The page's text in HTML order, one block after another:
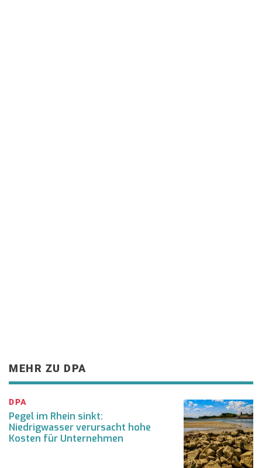
MEHR ZU DPA
DPA
Pegel im Rhein sinkt:
Niedrigwasser verursacht hohe
Kosten für Unternehmen